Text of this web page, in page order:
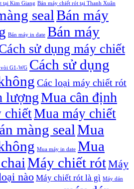
tại Kim Giang Bán máy chiết rót tại Thanh Xuân
sealBán máy
Bán máy in date Bán máy
sử dụng máy chiết
vòi G1-WG Cách sử dụng
Các loại máy chiết rót
lượngMua cân định
chiếtMua máy chiết
màng sealMua
Mua máy in date Mua
Máy chiết rótMáy
nào Máy chiết rót là gì Máy dán